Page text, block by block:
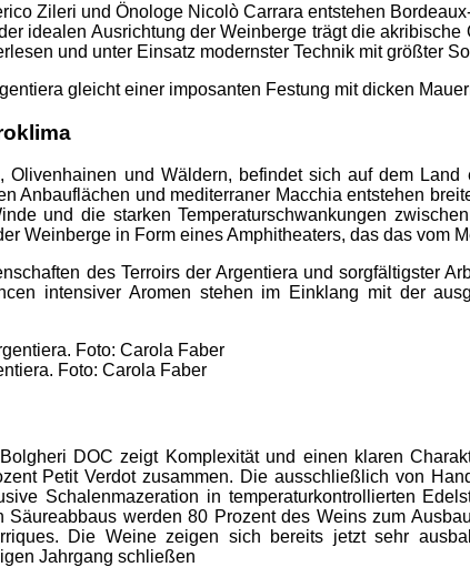
Zileri und Önologe Nicolò Carrara entstehen
idealen Ausrichtung der Weinberge trägt die
und unter Einsatz modernster Technik mit größter
gleicht einer imposanten Festung mit dicken
Olivenhainen und Wäldern, befindet sich auf dem
Anbauflächen und mediterraner Macchia entstehen
und die starken Temperaturschwankungen
Weinberge in Form eines Amphitheaters, das das vom
des Terroirs der Argentiera und sorgfältigster
intensiver Aromen stehen im Einklang mit der
Foto: Carola Faber
DOC zeigt Komplexität und einen klaren
Petit Verdot zusammen. Die ausschließlich von
Schalenmazeration in temperaturkontrollierten
Säureabbaus werden 80 Prozent des Weins zum
Die Weine zeigen sich bereits jetzt sehr
Jahrgang schließen